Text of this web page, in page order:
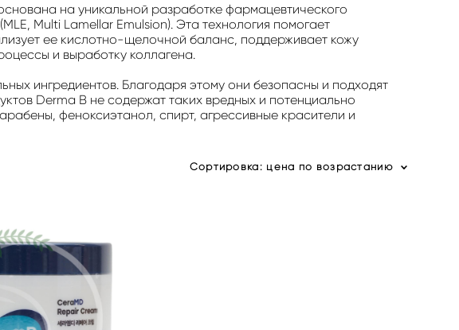
на уникальной разработке фармацевтического
Multi Lamellar Emulsion). Эта технология помогает
ее кислотно-щелочной баланс, поддерживает кожу
и выработку коллагена.
ингредиентов. Благодаря этому они безопасны и подходят
Derma B не содержат таких вредных и потенциально
феноксиэтанол, спирт, агрессивные красители и
Сортировка: цена по возрастанию